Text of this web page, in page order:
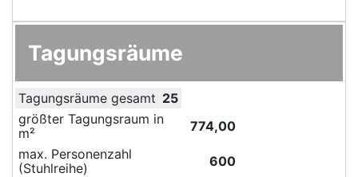
Tagungsräume
Tagungsräume gesamt 25
größter Tagungsraum in
m²
774,00
max. Personenzahl
(Stuhlreihe)
600